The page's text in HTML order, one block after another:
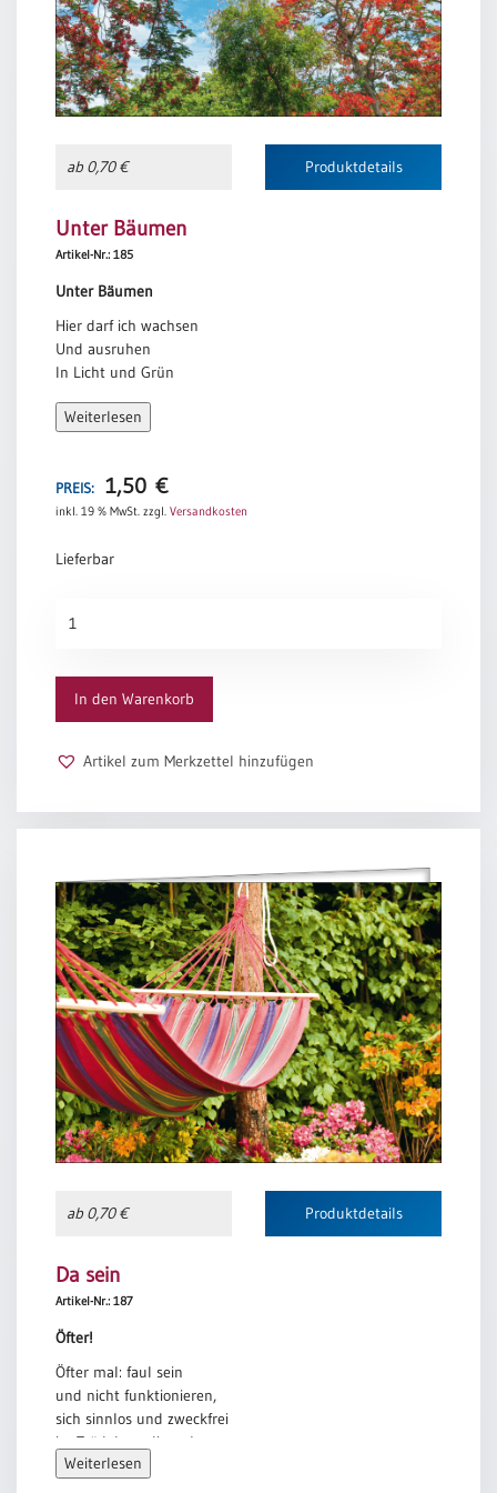
ab 0,70 € Produktdetails
Unter Bäumen
Artikel-Nr.: 185
Unter Bäumen
Hier darf ich wachsen
Und ausruhen
In Licht und Grün
Beschirmt von Riesen
Die Stille atmen
Weiterlesen
PREIS: 1,50 €
inkl. 19 % MwSt. zzgl. Versandkosten
Lieferbar
Bäumen
In den Warenkorb
Artikel zum Merkzettel hinzufügen
ab 0,70 € Produktdetails
Da sein
Artikel-Nr.: 187
Öfter!
Öfter mal: faul sein
und nicht funktionieren,
sich sinnlos und zweckfrei
im Trödeln verlieren!
Einfach mal: warten,
Weiterlesen